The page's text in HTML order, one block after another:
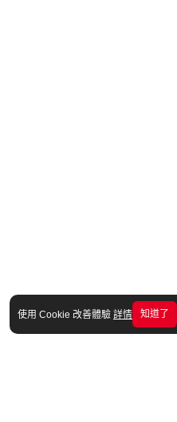
使用 Cookie 改善體驗 詳情 知道了